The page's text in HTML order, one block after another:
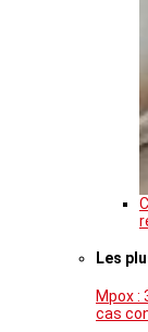
Les
Mpox :
cas